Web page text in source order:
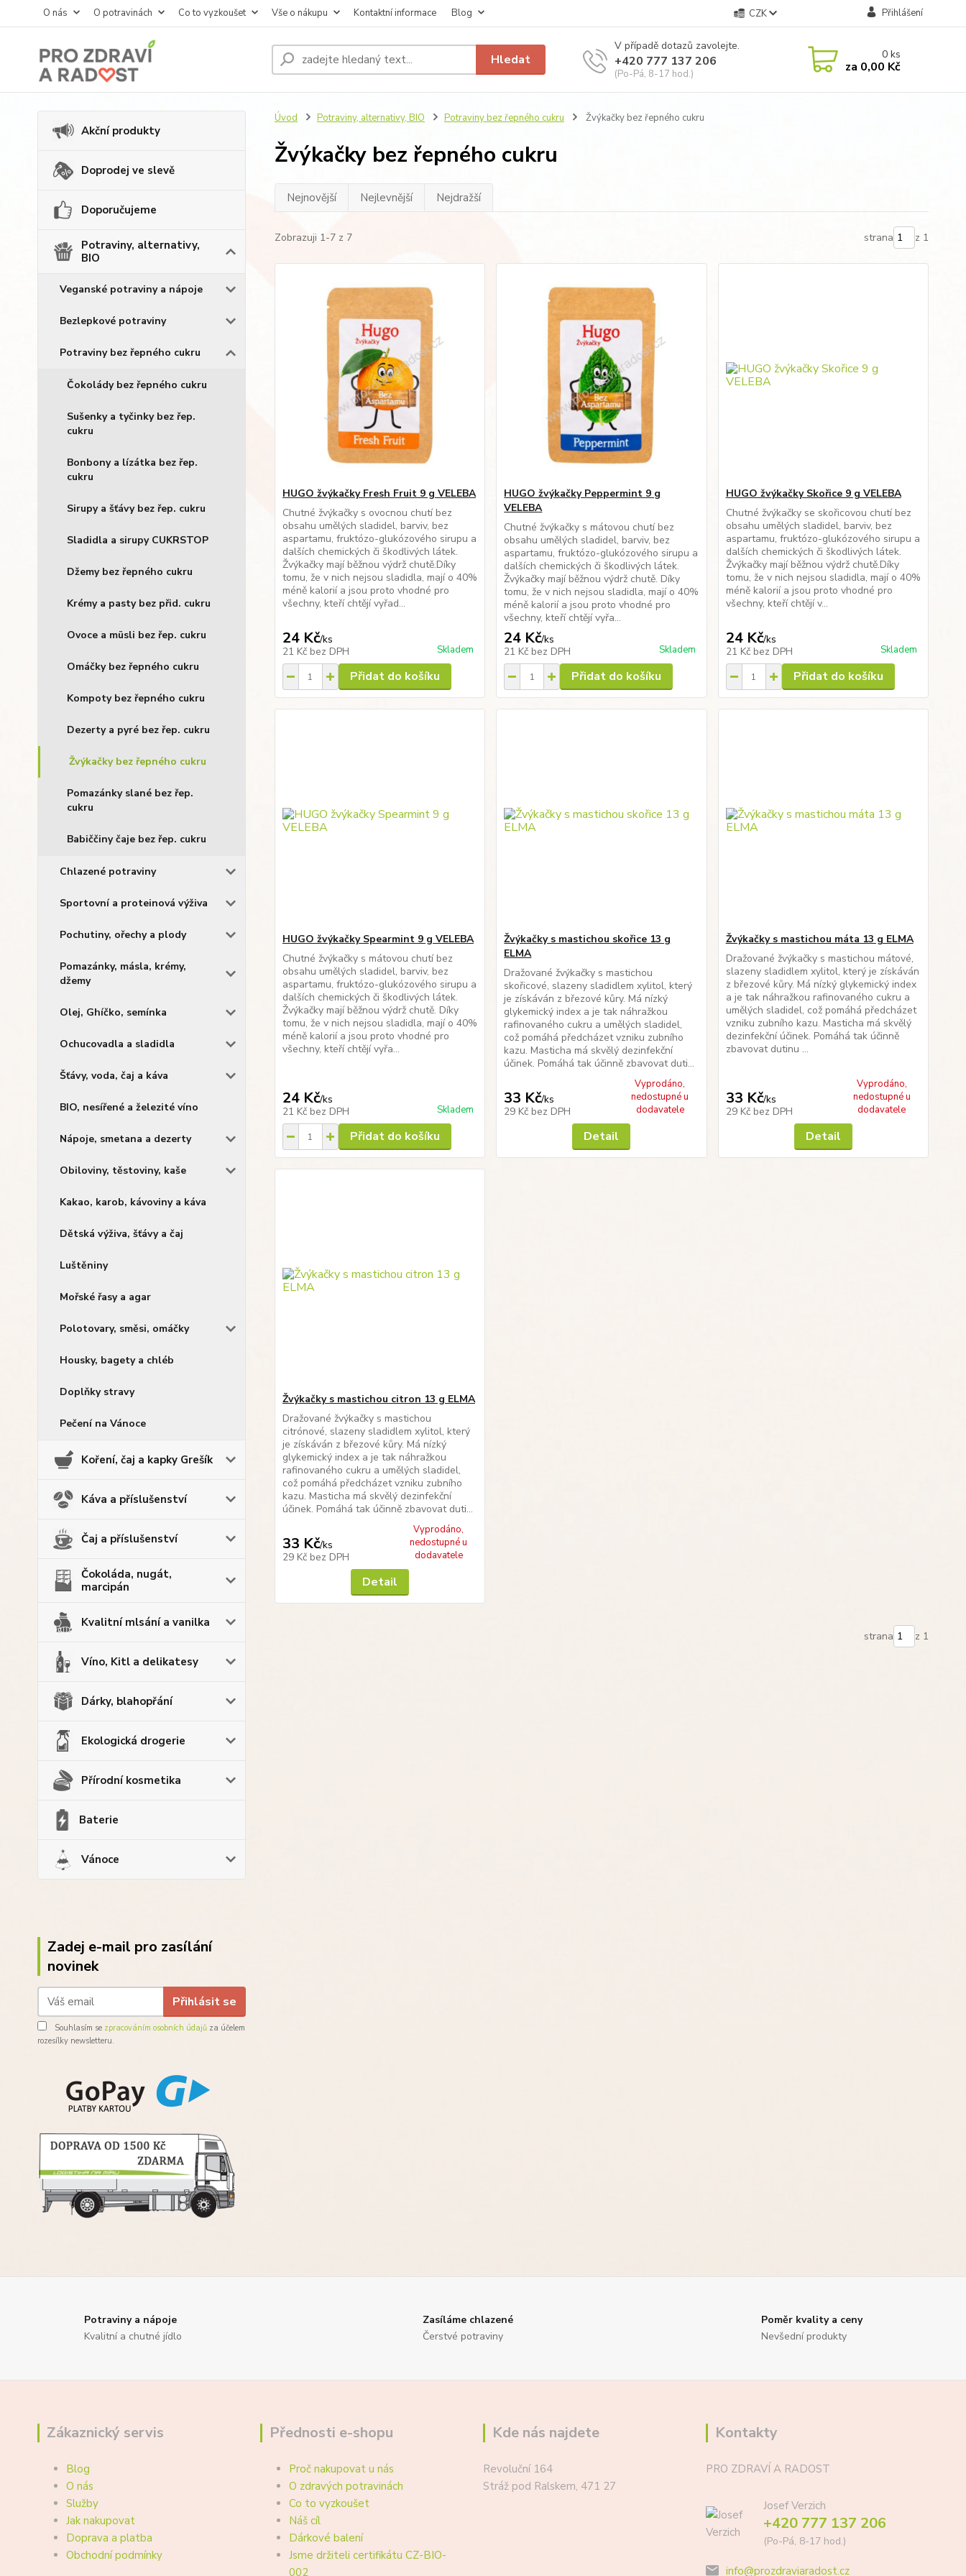
O nás O potravinách Co to vyzkoušet Vše o nákupu Kontaktní informace Blog CZK Přihlášení
Hledat
V případě dotazů zavolejte.
+420 777 137 206
(Po-Pá, 8-17 hod.)
0ks
za 0,00 Kč
Akční produkty
Doprodej ve slevě
Doporučujeme
Potraviny, alternativy,
BIO
Veganské potraviny a nápoje
Bezlepkové potraviny
Potraviny bez řepného cukru
Čokolády bez řepného cukru
Sušenky a tyčinky bez řep.
cukru
Bonbony a lízátka bez řep.
cukru
Sirupy a šťávy bez řep. cukru
Sladidla a sirupy CUKRSTOP
Džemy bez řepného cukru
Krémy a pasty bez přid. cukru
Ovoce a müsli bez řep. cukru
Omáčky bez řepného cukru
Kompoty bez řepného cukru
Dezerty a pyré bez řep. cukru
Žvýkačky bez řepného cukru
Pomazánky slané bez řep.
cukru
Babiččiny čaje bez řep. cukru
Chlazené potraviny
Sportovní a proteinová výživa
Pochutiny, ořechy a plody
Pomazánky, másla, krémy,
džemy
Olej, Ghíčko, semínka
Ochucovadla a sladidla
Šťávy, voda, čaj a káva
BIO, nesířené a železité víno
Nápoje, smetana a dezerty
Obiloviny, těstoviny, kaše
Kakao, karob, kávoviny a káva
Dětská výživa, šťávy a čaj
Luštěniny
Mořské řasy a agar
Polotovary, směsi, omáčky
Housky, bagety a chléb
Doplňky stravy
Pečení na Vánoce
Koření, čaj a kapky Grešík
Káva a příslušenství
Čaj a příslušenství
Čokoláda, nugát,
marcipán
Kvalitní mlsání a vanilka
Víno, Kitl a delikatesy
Dárky, blahopřání
Ekologická drogerie
Přírodní kosmetika
Baterie
Vánoce
Zadej e-mail pro zasílání
novinek
Přihlásit se
Souhlasím se zpracováním osobních údajů za účelem
rozesílky newsletteru.
Úvod Potraviny, alternativy, BIO Potraviny bez řepného cukru Žvýkačky bez řepného cukru
Žvýkačky bez řepného cukru
Nejnovější Nejlevnější Nejdražší
Zobrazuji 1-7 z 7 strana z 1
HUGO žvýkačky Fresh Fruit 9 g VELEBA
Chutné žvýkačky s ovocnou chutí bez
obsahu umělých sladidel, barviv, bez
aspartamu, fruktózo-glukózového sirupu a
dalších chemických či škodlivých látek.
Žvýkačky mají běžnou výdrž chutě.Díky
tomu, že v nich nejsou sladidla, mají o 40%
méně kalorií a jsou proto vhodné pro
všechny, kteří chtějí vyřad...
24 Kč/ks
21 Kč bez DPH Skladem
Přidat do košíku
HUGO žvýkačky Peppermint 9 g
VELEBA
Chutné žvýkačky s mátovou chutí bez
obsahu umělých sladidel, barviv, bez
aspartamu, fruktózo-glukózového sirupu a
dalších chemických či škodlivých látek.
Žvýkačky mají běžnou výdrž chutě. Díky
tomu, že v nich nejsou sladidla, mají o 40%
méně kalorií a jsou proto vhodné pro
všechny, kteří chtějí vyřa...
24 Kč/ks
21 Kč bez DPH Skladem
Přidat do košíku
HUGO žvýkačky Skořice 9 g VELEBA
Chutné žvýkačky se skořicovou chutí bez
obsahu umělých sladidel, barviv, bez
aspartamu, fruktózo-glukózového sirupu a
dalších chemických či škodlivých látek.
Žvýkačky mají běžnou výdrž chutě.Díky
tomu, že v nich nejsou sladidla, mají o 40%
méně kalorií a jsou proto vhodné pro
všechny, kteří chtějí v...
24 Kč/ks
21 Kč bez DPH Skladem
Přidat do košíku
HUGO žvýkačky Spearmint 9 g VELEBA
Chutné žvýkačky s mátovou chutí bez
obsahu umělých sladidel, barviv, bez
aspartamu, fruktózo-glukózového sirupu a
dalších chemických či škodlivých látek.
Žvýkačky mají běžnou výdrž chutě. Díky
tomu, že v nich nejsou sladidla, mají o 40%
méně kalorií a jsou proto vhodné pro
všechny, kteří chtějí vyřa...
24 Kč/ks
21 Kč bez DPH Skladem
Přidat do košíku
Žvýkačky s mastichou skořice 13 g
ELMA
Dražované žvýkačky s mastichou
skořicové, slazeny sladidlem xylitol, který
je získáván z březové kůry. Má nízký
glykemický index a je tak náhražkou
rafinovaného cukru a umělých sladidel,
což pomáhá předcházet vzniku zubního
kazu. Masticha má skvělý dezinfekční
účinek. Pomáhá tak účinně zbavovat duti...
33 Kč/ks
29 Kč bez DPH
Vyprodáno,
nedostupné u
dodavatele
Detail
Žvýkačky s mastichou máta 13 g ELMA
Dražované žvýkačky s mastichou mátové,
slazeny sladidlem xylitol, který je získáván
z březové kůry. Má nízký glykemický index
a je tak náhražkou rafinovaného cukru a
umělých sladidel, což pomáhá předcházet
vzniku zubního kazu. Masticha má skvělý
dezinfekční účinek. Pomáhá tak účinně
zbavovat dutinu ...
33 Kč/ks
29 Kč bez DPH
Vyprodáno,
nedostupné u
dodavatele
Detail
Žvýkačky s mastichou citron 13 g ELMA
Dražované žvýkačky s mastichou
citrónové, slazeny sladidlem xylitol, který
je získáván z březové kůry. Má nízký
glykemický index a je tak náhražkou
rafinovaného cukru a umělých sladidel,
což pomáhá předcházet vzniku zubního
kazu. Masticha má skvělý dezinfekční
účinek. Pomáhá tak účinně zbavovat duti...
33 Kč/ks
29 Kč bez DPH
Vyprodáno,
nedostupné u
dodavatele
Detail
strana z 1
Potraviny a nápoje
Kvalitní a chutné jídlo
Zasíláme chlazené
Čerstvé potraviny
Poměr kvality a ceny
Nevšední produkty
Zákaznický servis
Blog
O nás
Služby
Jak nakupovat
Doprava a platba
Obchodní podmínky
Přednosti e-shopu
Proč nakupovat u nás
O zdravých potravinách
Co to vyzkoušet
Náš cíl
Dárkové balení
Jsme držiteli certifikátu CZ-BIO-
002
Kde nás najdete
Revoluční 164
Stráž pod Ralskem, 471 27
Kontakty
PRO ZDRAVÍ A RADOST
Josef Verzich
+420 777 137 206
(Po-Pá, 8-17 hod.)
info@prozdraviaradost.cz